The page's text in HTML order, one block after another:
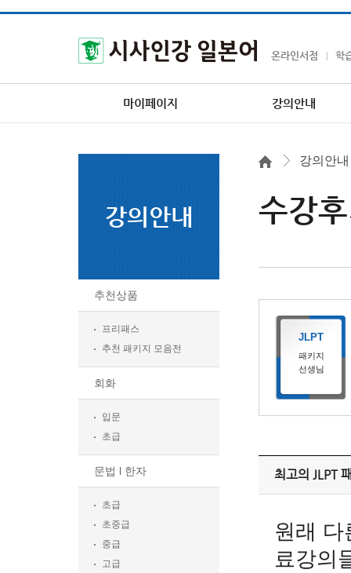
온라인서점 학
마이페이지 강의안내
강의안내
추천상품
프리패스
추천 패키지 모음전
회화
입문
초급
문법 l 한자
초급
초중급
중급
고급
강의안내
수강
JLPT
패키지
선생님
최고의 JLPT
원래 다
료강의